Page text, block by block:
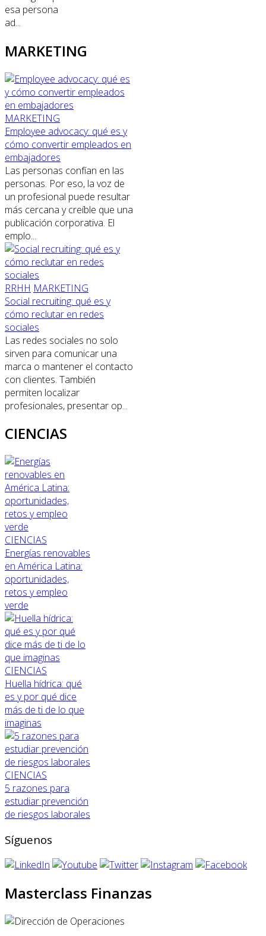
esa persona
ad...
MARKETING
MARKETING
Employee advocacy: qué es y
cómo convertir empleados en
embajadores
Las personas confían en las
personas. Por eso, la voz de
un profesional puede resultar
más cercana y creíble que una
publicación corporativa. El
emplo...
RRHH MARKETING
Social recruiting: qué es y
cómo reclutar en redes
sociales
Las redes sociales no solo
sirven para comunicar una
marca o mantener el contacto
con clientes. También
permiten localizar
profesionales, presentar op...
CIENCIAS
CIENCIAS
Energías renovables
en América Latina:
oportunidades,
retos y empleo
verde
CIENCIAS
Huella hídrica: qué
es y por qué dice
más de ti de lo que
imaginas
CIENCIAS
5 razones para
estudiar prevención
de riesgos laborales
Síguenos
Masterclass Finanzas